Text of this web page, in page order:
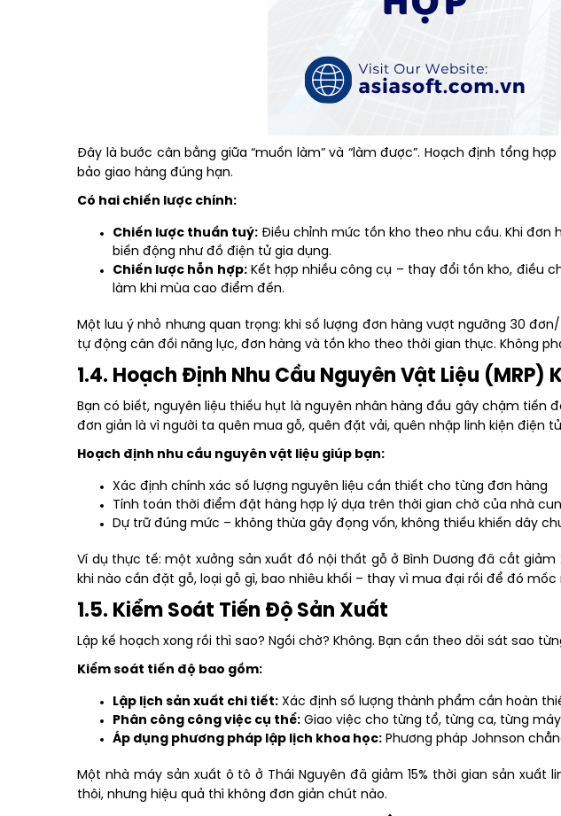
Đây là bước cân bằng giữa “muốn làm” và “làm được”. Hoạch định tổng
bảo giao hàng đúng hạn.
Có hai chiến lược chính:
Chiến lược thuần tuý: Điều chỉnh mức tồn kho theo nhu cầu. Khi đơn
biến động như đồ điện tử gia dụng.
Chiến lược hỗn hợp:Kết hợp nhiều công cụ – thay đổi tồn kho, điều
làm khi mùa cao điểm đến.
Một lưu ý nhỏ nhưng quan trọng: khi số lượng đơn hàng vượt ngưỡng 30
tự động cân đối năng lực, đơn hàng và tồn kho theo thời gian thực. Không
1.4. Hoạch Định Nhu Cầu Nguyên Vật Liệu (MRP)
Bạn có biết, nguyên liệu thiếu hụt là nguyên nhân hàng đầu gây chậm tiến
đơn giản là vì người ta quên mua gỗ, quên đặt vải, quên nhập linh kiện điện
Hoạch định nhu cầu nguyên vật liệu giúp bạn:
Xác định chính xác số lượng nguyên liệu cần thiết cho từng đơn hàng
Tính toán thời điểm đặt hàng hợp lý dựa trên thời gian chờ của nhà
Dự trữ đúng mức – không thừa gây đọng vốn, không thiếu khiến dây
Ví dụ thực tế: một xưởng sản xuất đồ nội thất gỗ ở Bình Dương đã cắt
khi nào cần đặt gỗ, loại gỗ gì, bao nhiêu khối – thay vì mua đại rồi để đó mốc
1.5. Kiểm Soát Tiến Độ Sản Xuất
Lập kế hoạch xong rồi thì sao? Ngồi chờ? Không. Bạn cần theo dõi sát sao
Kiểm soát tiến độ bao gồm:
Lập lịch sản xuất chi tiết: Xác định số lượng thành phẩm cần hoàn
Phân công công việc cụ thể: Giao việc cho từng tổ, từng ca, từng máy
Áp dụng phương pháp lập lịch khoa học: Phương pháp Johnson
Một nhà máy sản xuất ô tô ở Thái Nguyên đã giảm 15% thời gian sản
thôi, nhưng hiệu quả thì không đơn giản chút nào.